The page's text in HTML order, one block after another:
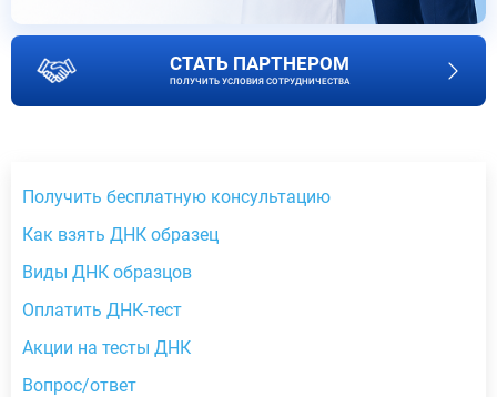
СТАТЬ ПАРТНЕРОМ
ПОЛУЧИТЬ УСЛОВИЯ СОТРУДНИЧЕСТВА
Получить бесплатную консультацию
Как взять ДНК образец
Виды ДНК образцов
Оплатить ДНК-тест
Акции на тесты ДНК
Вопрос/ответ